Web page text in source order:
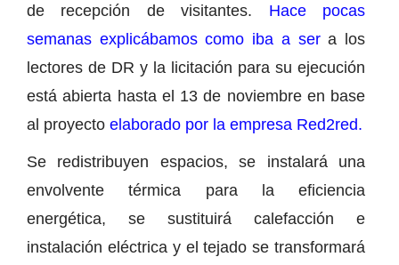
de recepción de visitantes. Hace pocas
semanas explicábamos como iba a sera los
lectores de DR y la licitación para su ejecución
está abierta hasta el 13 de noviembre en base
al proyecto elaborado por la empresa Red2red.
Se redistribuyen espacios, se instalará una
envolvente térmica para la eficiencia
energética, se sustituirá calefacción e
instalación eléctrica y el tejado se transformará